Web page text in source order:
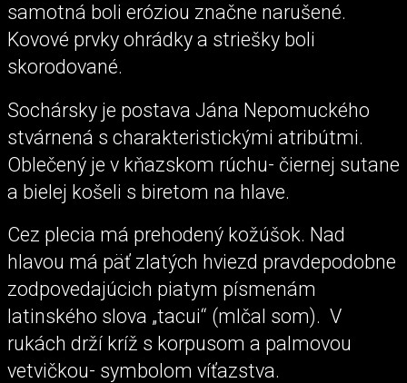
samotná boli eróziou značne narušené.
Kovové prvky ohrádky a striešky boli
skorodované.
Sochársky je postava Jána Nepomuckého
stvárnená s charakteristickými atribútmi.
Oblečený je v kňazskom rúchu- čiernej sutane
a bielej košeli s biretom na hlave.
Cez plecia má prehodený kožúšok. Nad
hlavou má päť zlatých hviezd pravdepodobne
zodpovedajúcich piatym písmenám
latinského slova „tacui“ (mlčal som). V
rukách drží kríž s korpusom a palmovou
vetvičkou- symbolom víťazstva.